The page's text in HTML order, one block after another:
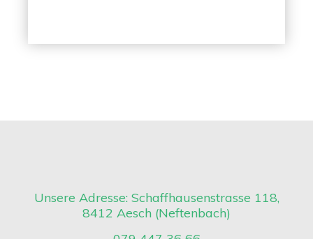
Unsere Adresse: Schaffhausenstrasse 118,
8412 Aesch (Neftenbach)